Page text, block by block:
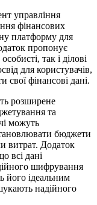
управління
фінансових
платформу для
пропонує
так і ділові
для користувачів,
свої фінансові дані.
розширене
та
можуть
бюджети
витрат. Додаток
всі дані
шифрування
його ідеальним
надійного